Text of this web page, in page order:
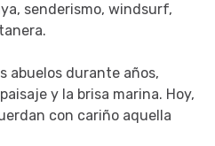
senderismo, windsurf,
abuelos durante años,
y la brisa marina. Hoy,
con cariño aquella